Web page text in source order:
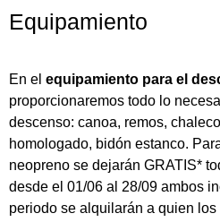
Equipamiento
En el equipamiento para el
proporcionaremos todo lo
descenso: canoa, remos,
homologado, bidón estanco.
neopreno se dejarán GRATIS*
desde el 01/06 al 28/09 ambos
periodo se alquilarán a quien los